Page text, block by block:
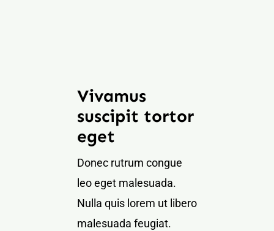
Vivamus
suscipit tortor
eget
Donec rutrum congue
leo eget malesuada.
Nulla quis lorem ut libero
malesuada feugiat.